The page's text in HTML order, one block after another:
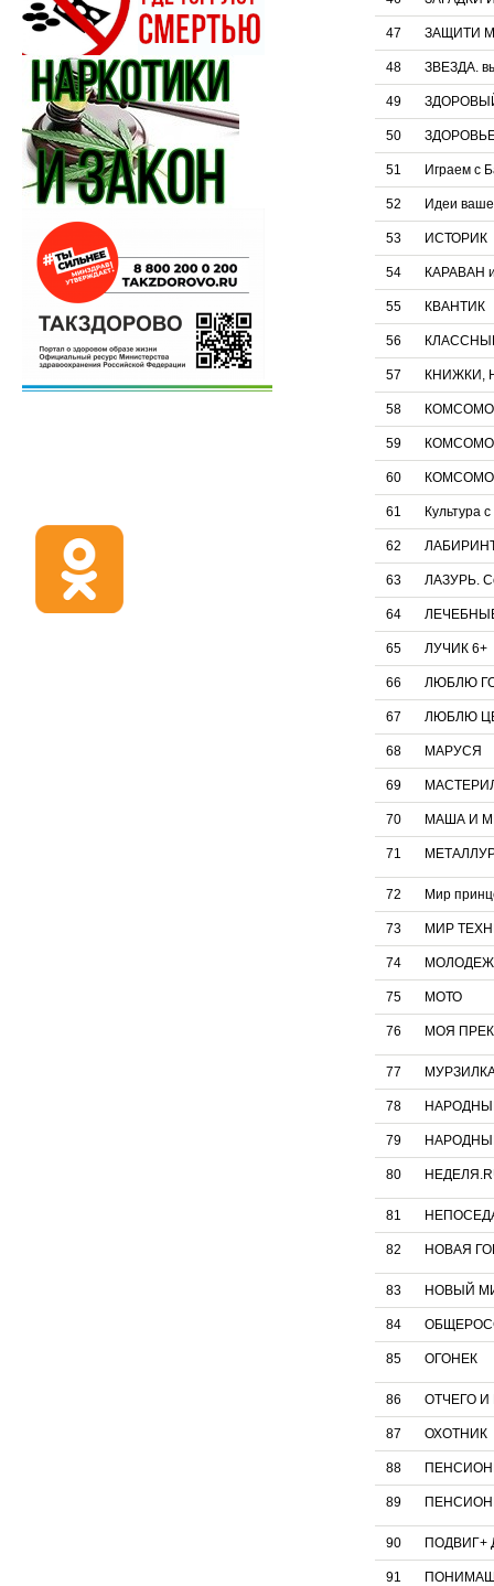
47 ЗАЩИТИ
48 ЗВЕЗДА.
49
50
51 Играем с
52 Идеи
53 ИСТОРИК
54 КАРАВАН
55 КВАНТИК
56
57 КНИЖКИ,
58
59
60
61 Культура
62
63 ЛАЗУРЬ.
64
65 ЛУЧИК 6+
66 ЛЮБЛЮ
67 ЛЮБЛЮ
68 МАРУСЯ
69
70 МАША И
71
72 Мир
73 МИР
74
75 МОТО
76 МОЯ
77
78
79
80
81
82 НОВАЯ
83 НОВЫЙ
84
85 ОГОНЕК
86 ОТЧЕГО
87 ОХОТНИК
88
89
90 ПОДВИГ+
91